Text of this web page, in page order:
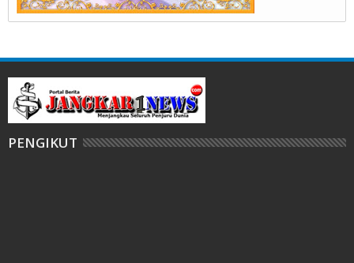
PENGIKUT